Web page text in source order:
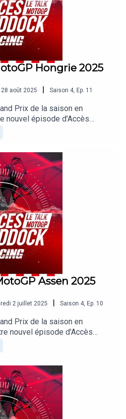
Hongrie 2025
août 2025 | Saison 4, Ep. 11
Prix de la saison en
nouvel épisode d'Accès
reporters sur les Grands Prix
Delisse. Avec une large
nouveau doublé de Marc
également sur les
Bagnaia, le retour en forme
ou encore les déboires des
les sujets brulants qui
!
Assen 2025
2 juillet 2025 | Saison 4, Ep. 10
Prix de la saison en
nouvel épisode d'Accès
reporters sur les Grands Prix
Delisse. Avec une large
nouveau doublé de Marc
également sur les
Bagnaia, la blessure d'Alex
Aprilia ou encore les
Sans oublier les sujets
le paddock !